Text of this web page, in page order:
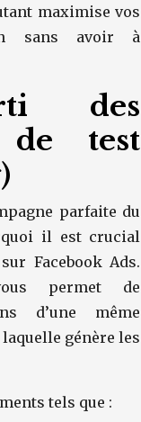
maximise vos
sans avoir à
des
de test
parfaite du
il est crucial
Facebook Ads.
permet de
d’une même
génère les
tels que :